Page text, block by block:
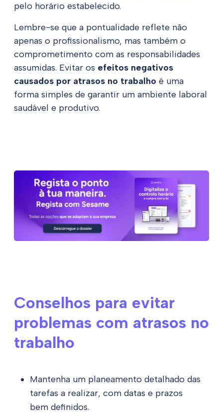
pelo horário estabelecido.
Lembre-se que a pontualidade reflete não
apenas o profissionalismo, mas também o
comprometimento com as responsabilidades
assumidas. Evitar os efeitos negativos
causados por atrasos no trabalho é uma
forma simples de garantir um ambiente laboral
saudável e produtivo.
Conselhos para evitar
problemas com atrasos no
trabalho
Mantenha um planeamento detalhado das
tarefas a realizar, com datas e prazos
bem definidos.